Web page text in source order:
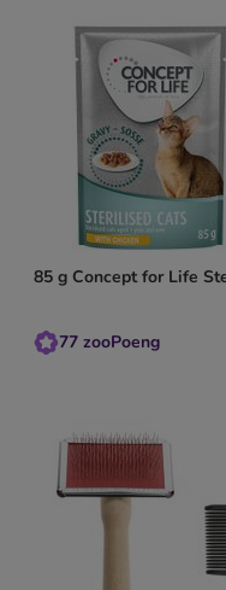
85 g Concept for Life
77 zooPoeng